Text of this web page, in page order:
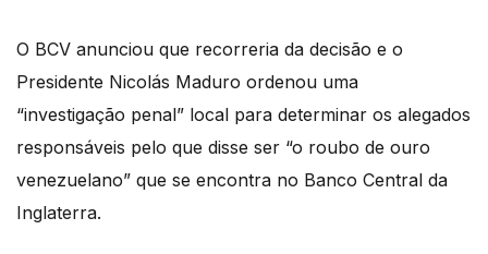
O BCV anunciou que recorreria da decisão e o
Presidente Nicolás Maduro ordenou uma
“investigação penal” local para determinar os alegados
responsáveis pelo que disse ser “o roubo de ouro
venezuelano” que se encontra no Banco Central da
Inglaterra.